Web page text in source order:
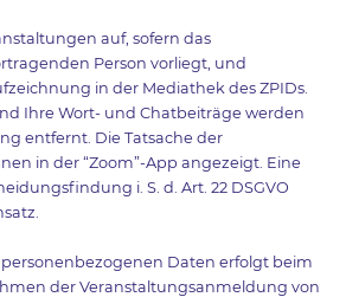
auf, sofern das
Person vorliegt, und
in der Mediathek des ZPIDs.
Ihre Wort- und Chatbeiträge werden
entfernt. Die Tatsache der
in der “Zoom”-App angezeigt. Eine
i. S. d. Art. 22 DSGVO
Daten erfolgt beim
der Veranstaltungsanmeldung von